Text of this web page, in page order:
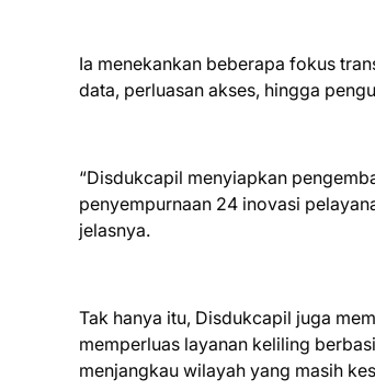
Ia menekankan beberapa fokus
data, perluasan akses, hingga
“Disdukcapil menyiapkan
penyempurnaan 24 inovasi
jelasnya.
Tak hanya itu, Disdukcapil juga
memperluas layanan keliling
menjangkau wilayah yang masih